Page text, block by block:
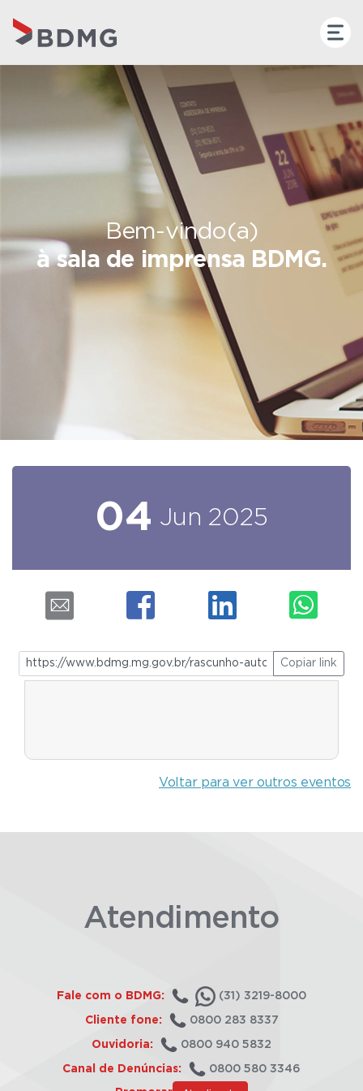
Bem-vindo(a)
à sala de imprensa BDMG.
04 Jun 2025
Copiar link
Voltar para ver outros eventos
Atendimento
Fale com o BDMG: (31) 3219-8000
Cliente fone: 0800 283 8337
Ouvidoria: 0800 940 5832
Canal de Denúncias: 0800 580 3346